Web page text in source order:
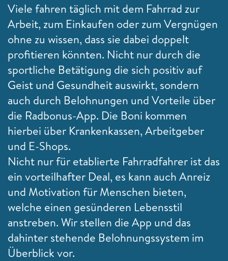
Viele fahren täglich mit dem Fahrrad zur
Arbeit, zum Einkaufen oder zum Vergnügen
ohne zu wissen, dass sie dabei doppelt
profitieren könnten. Nicht nur durch die
sportliche Betätigung die sich positiv auf
Geist und Gesundheit auswirkt, sondern
auch durch Belohnungen und Vorteile über
die Radbonus-App. Die Boni kommen
hierbei über Krankenkassen, Arbeitgeber
und E-Shops.
Nicht nur für etablierte Fahrradfahrer ist das
ein vorteilhafter Deal, es kann auch Anreiz
und Motivation für Menschen bieten,
welche einen gesünderen Lebensstil
anstreben. Wir stellen die App und das
dahinter stehende Belohnungssystem im
Überblick vor.